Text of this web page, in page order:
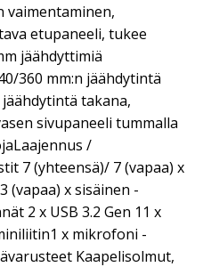
vaimentaminen,
etupaneeli, tukee
jäähdyttimiä
360 mm:n jäähdytintä
takana,
sivupaneeli tummalla
/
7 (yhteensä)/ 7 (vapaa) x
(vapaa) x sisäinen -
2 x USB 3.2 Gen 11 x
x mikrofoni -
Kaapelisolmut,